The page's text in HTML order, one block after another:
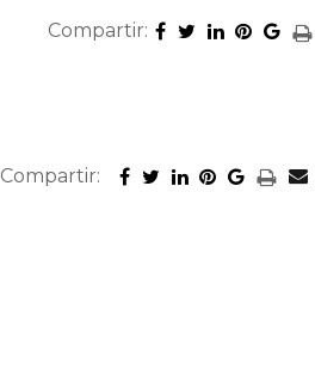
Compartir:
Compartir: